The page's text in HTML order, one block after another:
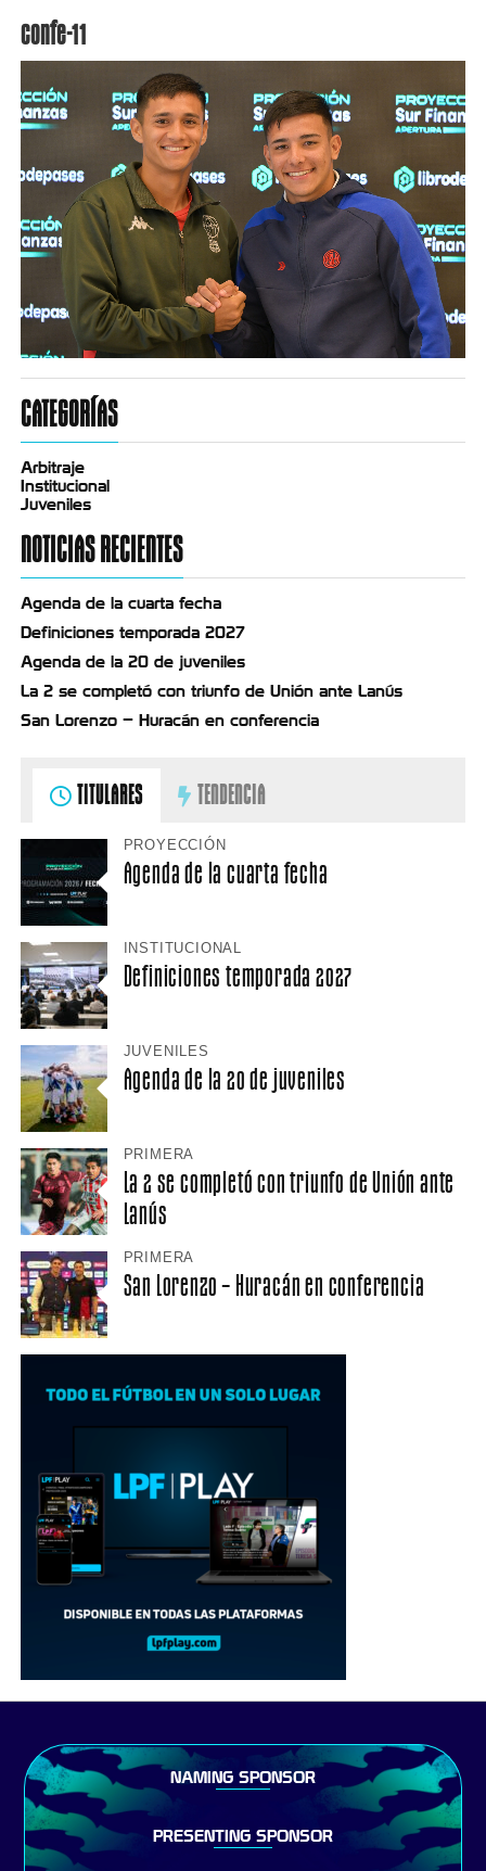
confe-11
CATEGORÍAS
Arbitraje
Institucional
Juveniles
NOTICIAS RECIENTES
Agenda de la cuarta fecha
Definiciones temporada 2027
Agenda de la 20 de juveniles
La 2 se completó con triunfo de Unión ante Lanús
San Lorenzo – Huracán en conferencia
TITULARES TENDENCIA
PROYECCIÓN
Agenda de la cuarta fecha
INSTITUCIONAL
Definiciones temporada 2027
JUVENILES
Agenda de la 20 de juveniles
PRIMERA
La 2 se completó con triunfo de Unión ante
Lanús
PRIMERA
San Lorenzo – Huracán en conferencia
NAMING SPONSOR
PRESENTING SPONSOR